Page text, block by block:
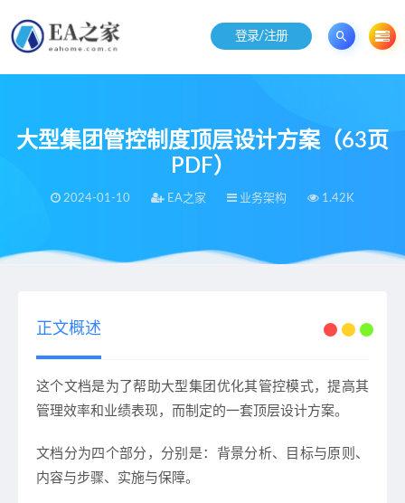
登录/注册
大型集团管控制度顶层设计方案（63页
PDF）
2024-01-10 EA之家 业务架构 1.42K
当前位置：EA之家 大型集团管控制度顶层设计方案（63页PDF）
正文概述
这个文档是为了帮助大型集团优化其管控模式，提高其
管理效率和业绩表现，而制定的一套顶层设计方案。
文档分为四个部分，分别是：背景分析、目标与原则、
内容与步骤、实施与保障。